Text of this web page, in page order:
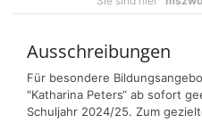
Ausschreibungen
Für besondere
"Katharina Peters“ ab sofort
Schuljahr 2024/25. Zum